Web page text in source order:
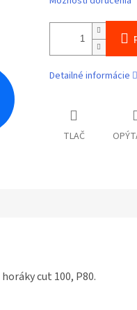
Detailné informácie
TLAČ
cut 100, P80.